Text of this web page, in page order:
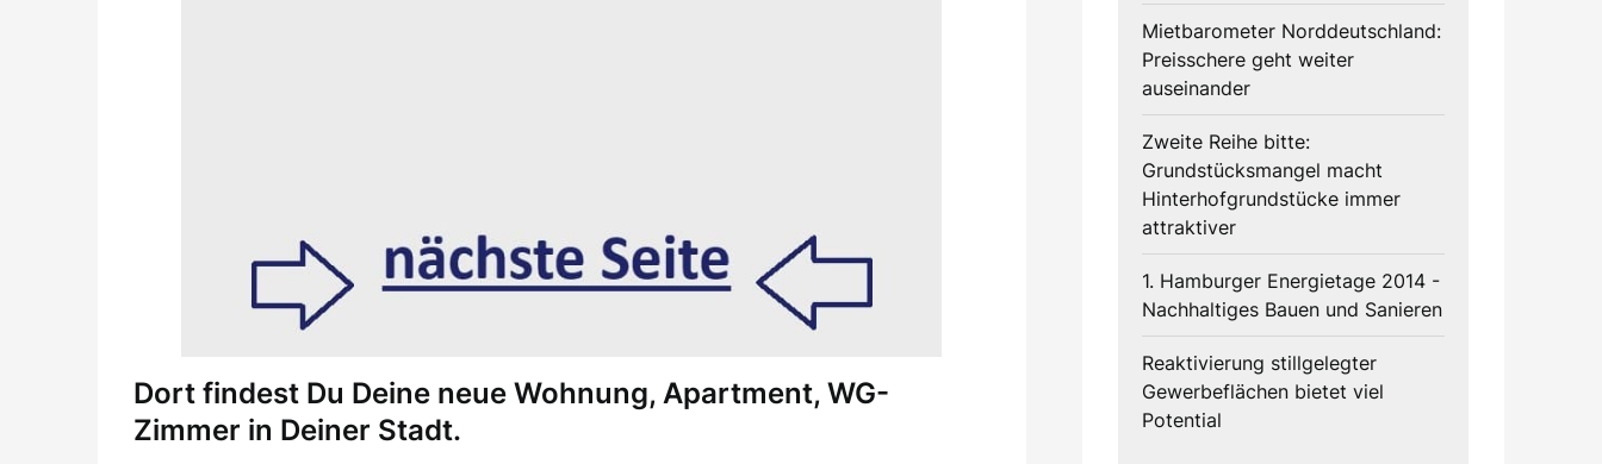
Dort findest Du Deine neue Wohnung, Apartment, WG-
Zimmer in Deiner Stadt.
Mietbarometer Norddeutschland:
Preisschere geht weiter
auseinander
Zweite Reihe bitte:
Grundstücksmangel macht
Hinterhofgrundstücke immer
attraktiver
1. Hamburger Energietage 2014 -
Nachhaltiges Bauen und Sanieren
Reaktivierung stillgelegter
Gewerbeflächen bietet viel
Potential